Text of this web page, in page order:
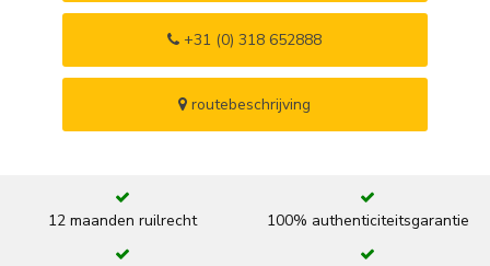
+31 (0) 318 652888
routebeschrijving
12 maanden ruilrecht 100% authenticiteitsgarantie